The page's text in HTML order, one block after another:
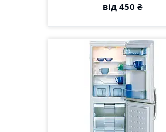
від 450 ₴